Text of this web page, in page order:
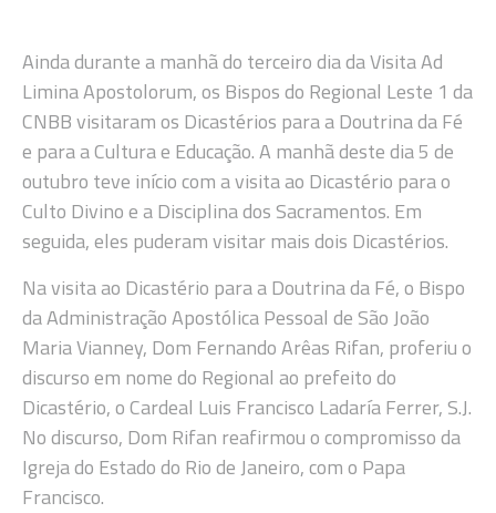
Ainda durante a manhã do terceiro dia da Visita Ad
Limina Apostolorum, os Bispos do Regional Leste 1 da
CNBB visitaram os Dicastérios para a Doutrina da Fé
e para a Cultura e Educação. A manhã deste dia 5 de
outubro teve início com a visita ao Dicastério para o
Culto Divino e a Disciplina dos Sacramentos. Em
seguida, eles puderam visitar mais dois Dicastérios.
Na visita ao Dicastério para a Doutrina da Fé, o Bispo
da Administração Apostólica Pessoal de São João
Maria Vianney, Dom Fernando Arêas Rifan, proferiu o
discurso em nome do Regional ao prefeito do
Dicastério, o Cardeal Luis Francisco Ladaría Ferrer, S.J.
No discurso, Dom Rifan reafirmou o compromisso da
Igreja do Estado do Rio de Janeiro, com o Papa
Francisco.